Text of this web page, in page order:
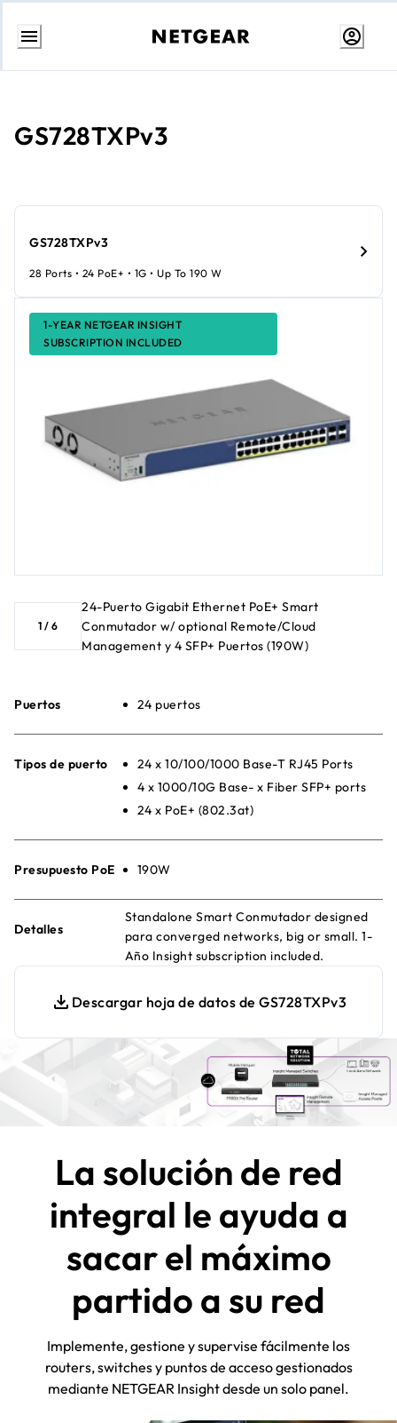
Ir
GS728TXPv3
1-YEAR NETGEAR INSIGHT
SUBSCRIPTION INCLUDED
1 / 6
24-Puerto Gigabit Ethernet PoE+ Smart
Conmutador w/ optional Remote/Cloud
Management y 4 SFP+ Puertos (190W)
Puertos 24 puertos
Tipos de puerto
24 x 10/100/1000 Base-T RJ45 Ports
4 x 1000/10G Base- x Fiber SFP+ ports
24 x PoE+ (802.3at)
Presupuesto PoE 190W
Detalles
Standalone Smart Conmutador designed
para converged networks, big or small. 1-
Año Insight subscription included.
Descargar hoja de datos de GS728TXPv3
GS728TXPv3
28 Ports • 24 PoE+ • 1G • Up To 190 W
La solución de red
integral le ayuda a
sacar el máximo
partido a su red
Implemente, gestione y supervise fácilmente los
routers, switches y puntos de acceso gestionados
mediante NETGEAR Insight desde un solo panel.